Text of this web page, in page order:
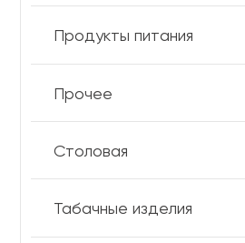
Продукты питания
Прочее
Столовая
Табачные изделия